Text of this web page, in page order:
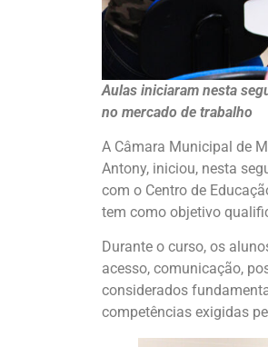
Aulas iniciaram nesta
no mercado de trabalho
A Câmara Municipal de
Antony, iniciou, nesta
com o Centro de
tem como objetivo
Durante o curso, os
acesso, comunicação,
considerados
competências exigidas